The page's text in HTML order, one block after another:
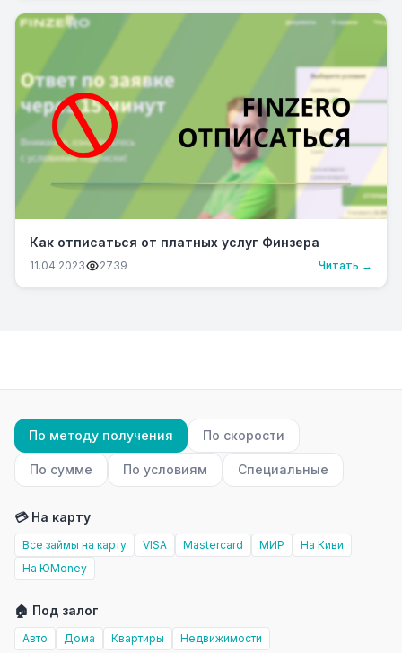
Как отписаться от платных услуг Финзера
11.04.2023 2739 Читать →
По методу получения По скорости
По сумме По условиям Специальные
💳 На карту
Все займы на карту VISA Mastercard МИР
На Киви
На ЮMoney
🏠 Под залог
Авто Дома Квартиры Недвижимости